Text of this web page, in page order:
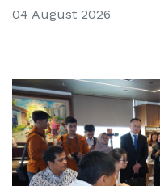
04 August 2026